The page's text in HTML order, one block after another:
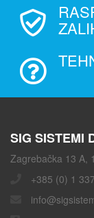
SIG SISTEMI
Zagrebačka 13 A,
+385 (0) 1